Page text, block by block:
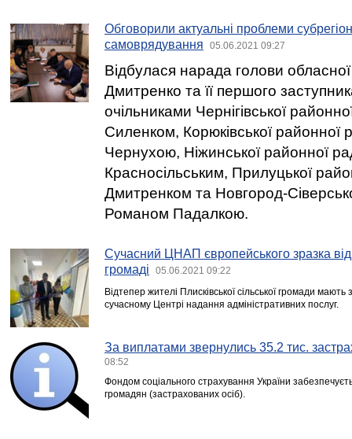
Обговорили актуальні проблеми
самоврядування
05.06.2021 09:27
Відбулася нарада голови
Дмитренко та її першого
очільниками Чернігівської
Силенком, Корюківської районної
Чернухою, Ніжинської районної
Красносільським, Прилуцької
Дмитренком та Новгород-
Романом Падалкою.
Сучасний ЦНАП європейського зразка
громаді
05.06.2021 09:22
Відтепер жителі Плисківської сільської громади мають
сучасному Центрі надання адміністративних послуг.
За виплатами звернулись 35.2 тис.
08:52
Фондом соціального страхування України
громадян (застрахованих осіб).